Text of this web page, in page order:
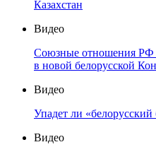
Казахстан
Видео
Союзные отношения РФ
в новой белорусской
Видео
Упадет ли «белорусский
Видео